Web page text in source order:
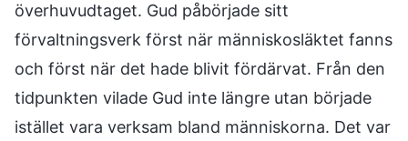
överhuvudtaget. Gud påbörjade sitt
förvaltningsverk först när människosläktet fanns
och först när det hade blivit fördärvat. Från den
tidpunkten vilade Gud inte längre utan började
istället vara verksam bland människorna. Det var